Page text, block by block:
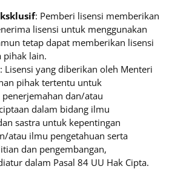
: Pemberi lisensi memberikan
lisensi untuk menggunakan
tetap dapat memberikan lisensi
pihak lain.
: Lisensi yang diberikan oleh Menteri
pihak tertentu untuk
penerjemahan dan/atau
dalam bidang ilmu
sastra untuk kepentingan
atau ilmu pengetahuan serta
dan pengembangan,
dalam Pasal 84 UU Hak Cipta.